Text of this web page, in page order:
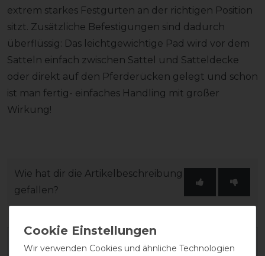
extrem starkes Festgurten an der richtigen Position
sitzt. Zusätzliche Befestigungen sind dadurch
überflüssig: Das leichtgewichtige Pad wird vor dem
Satteln einfach zwischen Sattel und Satteldecke
oder direkt auf den Pferderücken gelegt und schon
ist man fertig- einfaches Handling mit großer
Wirkung!
Wie hat dir die Artikelbeschreibung
gefallen?
Wir verwenden Cookies und ähnliche Technologien